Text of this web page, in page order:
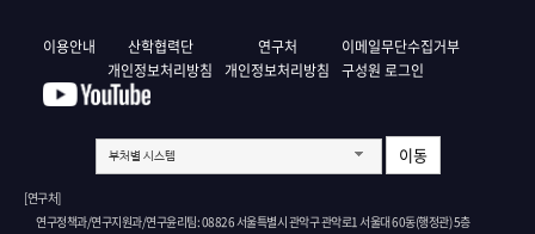
이용안내
산학협력단
개인정보처리방침
연구처
개인정보처리방침
이메일무단수집거부
구성원 로그인
부처별 시스템 이동
[연구처]
연구정책과/연구지원과/연구윤리팀: 08826 서울특별시 관악구 관악로1 서울대 60동(행정관) 5층